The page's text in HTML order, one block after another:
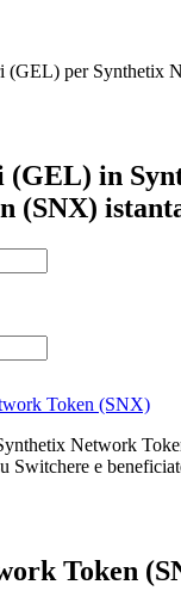
(GEL) per Synthetix
(GEL) in
(SNX)
Token (SNX)
Network
Switchere e
Token